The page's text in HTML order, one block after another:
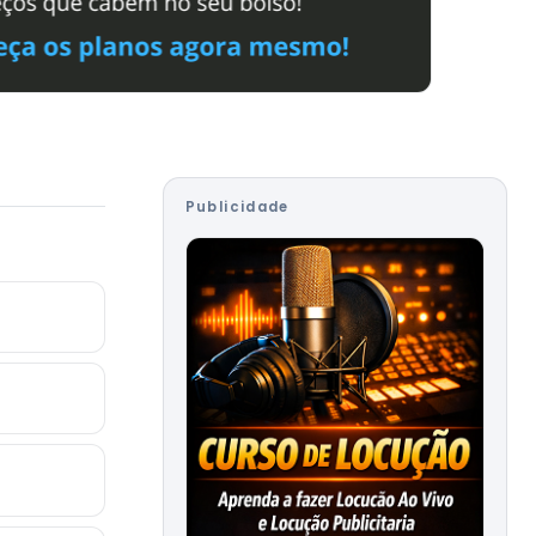
Publicidade